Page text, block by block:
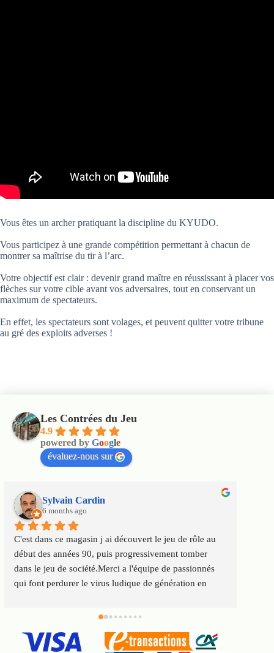
Vous êtes un archer pratiquant la discipline du KYUDO.
Vous participez à une grande compétition permettant à chacun de
montrer sa maîtrise du tir à l’arc.
Votre objectif est clair : devenir grand maître en réussissant à placer vos
flèches sur votre cible avant vos adversaires, tout en conservant un
maximum de spectateurs.
En effet, les spectateurs sont volages, et peuvent quitter votre tribune
au gré des exploits adverses !
Les Contrées du Jeu
4.9
powered by Google
évaluez-nous sur
Sylvain Cardin
6 months ago
C'est dans ce magasin j ai découvert le jeu de rôle au
début des années 90, puis progressivement tomber
dans le jeu de société.Merci a l'équipe de passionnés
qui font perdurer le virus ludique de génération en